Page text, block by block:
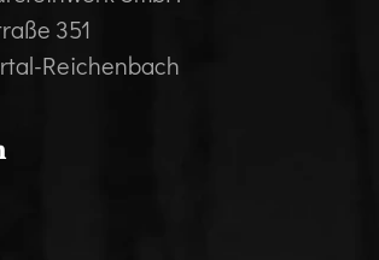
351
Reichenbach